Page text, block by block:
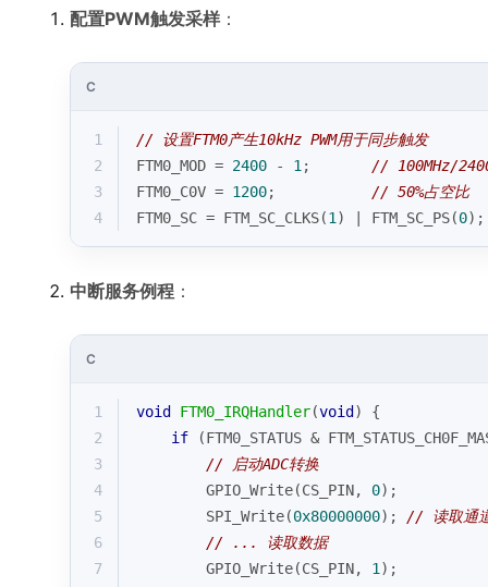
配置PWM触发采样 ：
C
1
// 设置FTM0产生10kHz PWM用于同步触发
2
FTM0_MOD = 2400 - 1 ; // 100MHz/
3
FTM0_C0V = 1200; // 50%占空比
4
FTM0_SC = FTM_SC_CLKS(1 ) | FTM_SC_PS(0);
中断服务例程 ：
C
1 void FTM0_IRQHandler(void )
{
2
if (FTM0_STATUS &
3
// 启动ADC转换
4
        GPIO_Write(CS_PIN,
0);
5
        SPI_Write(
0x80000000); // 读取通
6
// ... 读取数据
7
        GPIO_Write(CS_PIN,
1 );